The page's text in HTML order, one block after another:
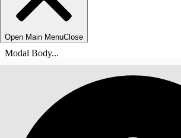
Open Main MenuClose
Modal Body...